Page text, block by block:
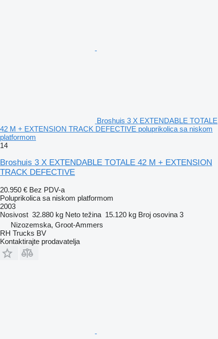
Broshuis 3 X EXTENDABLE TOTALE
42 M + EXTENSION TRACK DEFECTIVE poluprikolica sa niskom
platformom
14
Broshuis 3 X EXTENDABLE TOTALE 42 M + EXTENSION
TRACK DEFECTIVE
20.950 € Bez PDV-a
Poluprikolica sa niskom platformom
2003
Nosivost 32.880 kg Neto težina 15.120 kg Broj osovina 3
Nizozemska, Groot-Ammers
RH Trucks BV
Kontaktirajte prodavatelja